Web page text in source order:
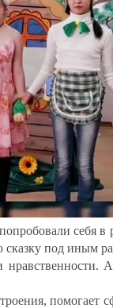
себя в
сказку под иным
А
помогает